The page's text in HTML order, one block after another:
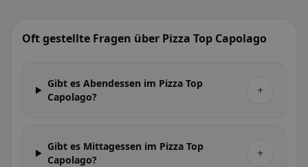
Oft gestellte Fragen über Pizza Top Capolago
Gibt es Abendessen im Pizza Top
Capolago?
+
Gibt es Mittagessen im Pizza Top
Capolago?
+